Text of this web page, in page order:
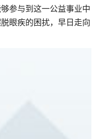
参与到这一公益事业中
眼疾的困扰，早日走向